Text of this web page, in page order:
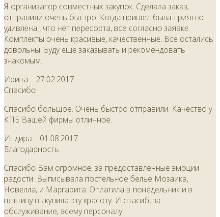
Я организатор совместных закупок. Сделала заказ,
отправили очень быстро. Когда пришел была приятно
удивлена , что нет пересорта, все согласно заявке.
Комплекты очень красивые, качественные. Все остались
довольны. Буду еще заказывать и рекомендовать
знакомым.
Ирина 27.02.2017
Спасибо
Спасибо большое. Очень быстро отправили. Качество у
КПБ Вашей фирмы отличное.
Индира 01.08.2017
Благодарность
Спасибо Вам огромное, за предоставленные эмоции
радости. Выписывала постельное белье Мозаика,
Новелла, и Маргарита. Оплатила в понедельник и в
пятницу выкупила эту красоту. И спасиб, за
обслуживание, всему персоналу.